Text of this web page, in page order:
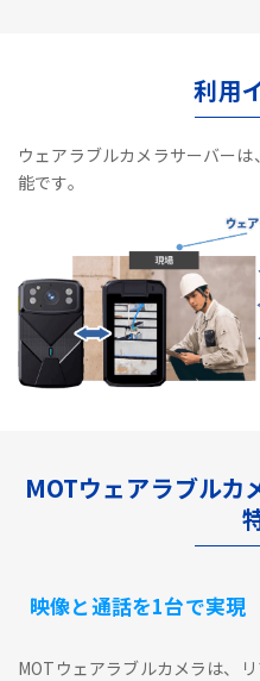
利用
ウェアラブルカメラサーバー
能です。
MOTウェアラブルカ
映像と通話を1台で実現
MOTウェアラブルカメラは、